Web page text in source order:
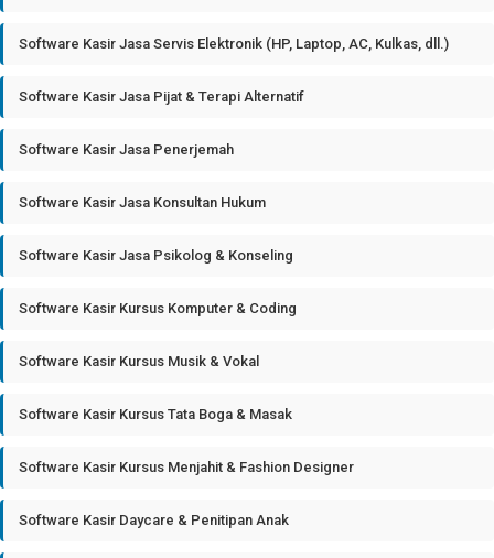
Software Kasir Jasa Servis Elektronik (HP, Laptop, AC, Kulkas, dll.)
Software Kasir Jasa Pijat & Terapi Alternatif
Software Kasir Jasa Penerjemah
Software Kasir Jasa Konsultan Hukum
Software Kasir Jasa Psikolog & Konseling
Software Kasir Kursus Komputer & Coding
Software Kasir Kursus Musik & Vokal
Software Kasir Kursus Tata Boga & Masak
Software Kasir Kursus Menjahit & Fashion Designer
Software Kasir Daycare & Penitipan Anak